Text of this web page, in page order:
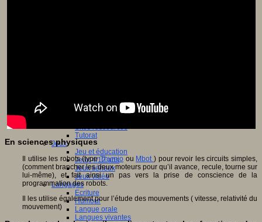
Formation universitaire
Mooc’s
Sites ressources
Tutorat
Jeux
Jeu et éducation
Jeux 4/12 ans
Jeux sérieux
Jeux vidéo
Langages
Ecriture
Humour
Langue orale
Langues vivantes
En sciences physiques
Il utilise les robots (typeThymio ou Mbot ) pour revoir les circuits simples,
(comment brancher les deux moteurs pour qu’il avance, recule, tourne sur
lui-même), et fait ainsi un pas vers la prise de conscience de la
programmation des robots.
Il les utilise également pour l’étude des mouvements ( vitesse, relativité du
mouvement)